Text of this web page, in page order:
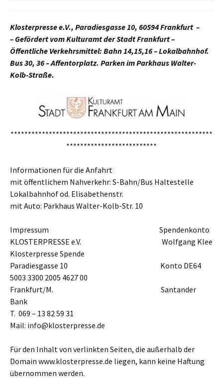
Klosterpresse e.V., Paradiesgasse 10, 60594 Frankfurt –
– Gefördert vom Kulturamt der Stadt Frankfurt –
Öffentliche Verkehrsmittel: Bahn 14,15,16 – Lokalbahnhof.
Bus 30, 36 – Affentorplatz. Parken im Parkhaus Walter-
Kolb-Straße.
**********************************************************
**************************
Informationen für die Anfahrt
mit öffentlichem Nahverkehr: S-Bahn/Bus Haltestelle
Lokalbahnhof od. Elisabethenstr.
mit Auto: Parkhaus Walter-Kolb-Str. 10
Impressum Spendenkonto
KLOSTERPRESSE e.V. Wolfgang Klee
Klosterpresse Spende
Paradiesgasse 10 Konto DE64
5003 3300 2005 4627 00
Frankfurt/M. Santander
Bank
T. 069 – 13 82 59 31
Mail: info@klosterpresse.de
Für den Inhalt von verlinkten Seiten, die außerhalb der
Domain www.klosterpresse.de liegen, kann keine Haftung
übernommen werden.